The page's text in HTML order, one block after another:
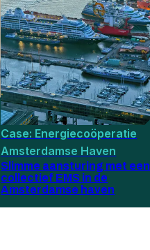
Case: Energiecoöperatie
Amsterdamse Haven
Slimme aansturing met een
collectief EMS in de
Amsterdamse haven